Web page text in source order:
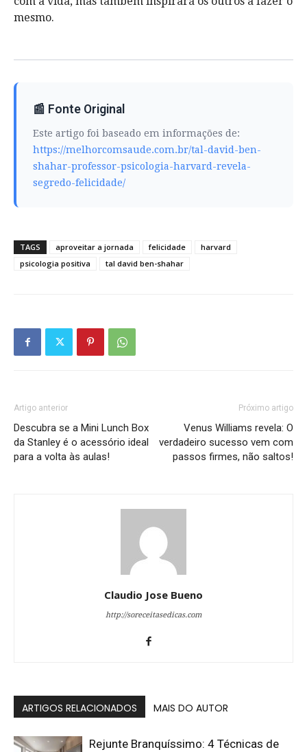
mesmo.
📰 Fonte Original
Este artigo foi baseado em informações de:
https://melhorcomsaude.com.br/tal-david-ben-
shahar-professor-psicologia-harvard-revela-
segredo-felicidade/
TAGS aproveitar a jornada felicidade
harvard
psicologia positiva
tal david ben-shahar
Artigo anterior
Descubra se a Mini Lunch Box
da Stanley é o acessório ideal
para a volta às aulas!
Próximo artigo
Venus Williams revela: O
verdadeiro sucesso vem com
passos firmes, não saltos!
Claudio Jose Bueno
http://soreceitasedicas.com
ARTIGOS RELACIONADOS MAIS DO AUTOR
Rejunte Branquíssimo: 4 Técnicas de